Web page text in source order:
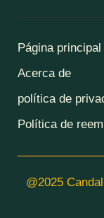
Página principal
Acerca de
política de
Política de
@2025